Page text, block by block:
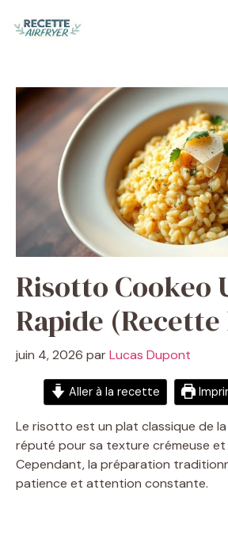
Risotto Cookeo
Rapide (Recette
juin 4, 2026 parLucas Dupont
Aller à la recette
Le risotto est un plat classique de
réputé pour sa texture crémeuse
Cependant, la préparation
patience et attention constante.